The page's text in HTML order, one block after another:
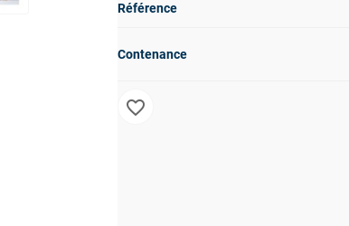
Référence
Contenance
favorite_border